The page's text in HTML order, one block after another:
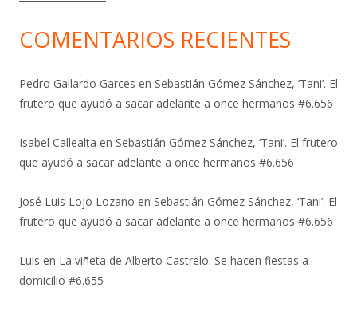
COMENTARIOS RECIENTES
Pedro Gallardo Garces en Sebastián Gómez Sánchez, ‘Tani’. El
frutero que ayudó a sacar adelante a once hermanos #6.656
Isabel Callealta en Sebastián Gómez Sánchez, ‘Tani’. El frutero
que ayudó a sacar adelante a once hermanos #6.656
José Luis Lojo Lozano en Sebastián Gómez Sánchez, ‘Tani’. El
frutero que ayudó a sacar adelante a once hermanos #6.656
Luis en La viñeta de Alberto Castrelo. Se hacen fiestas a
domicilio #6.655